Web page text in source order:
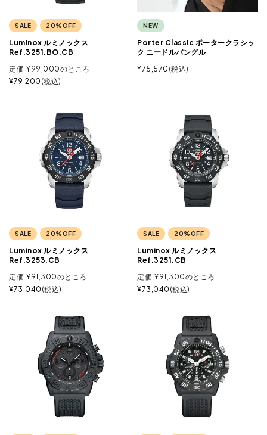
SALE 20%OFF
Luminox ルミノックス
Ref.3251.BO.CB
定価 ¥99,000のところ
¥79,200 税込
NEW
Porter Classic ポータークラシッ
ク ニードルバングル
¥75,570 税込
SALE 20%OFF
Luminox ルミノックス
Ref.3253.CB
定価 ¥91,300のところ
¥73,040 税込
SALE 20%OFF
Luminox ルミノックス
Ref.3251.CB
定価 ¥91,300のところ
¥73,040 税込